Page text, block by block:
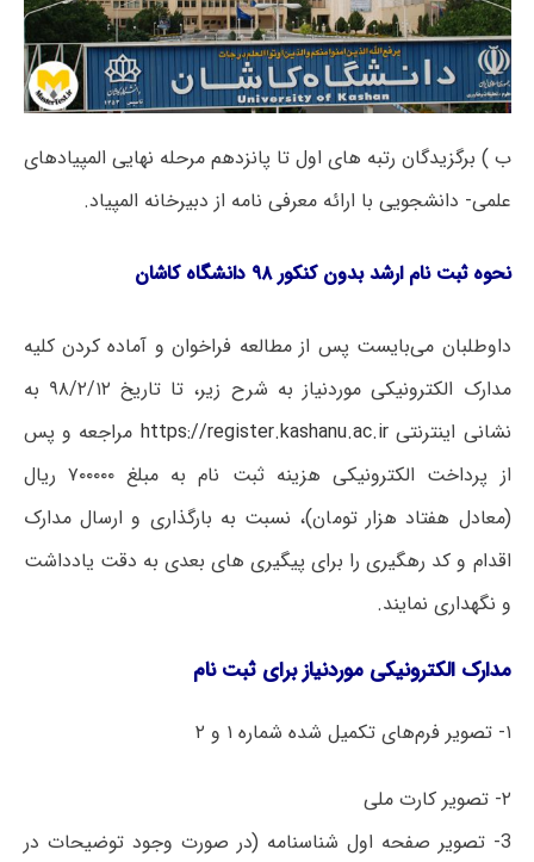
ب ) برگزیدگان رتبه های اول تا پانزدهم مرحله نهایی المپیادهای
علمی- دانشجویی با ارائه معرفی نامه از دبیرخانه المپیاد.
نحوه ثبت نامارشد بدون کنکور ۹۸ دانشگاه کاشان
داوطلبان می‌بایست پس از مطالعه فراخوان و آماده کردن کلیه
مدارک الکترونیکی موردنیاز به شرح زیر، تا تاریخ ۹۸/۲/۱۲ به
نشانی اینترنتیhttps://register.kashanu.ac.ir مراجعه و پس
از پرداخت الکترونیکی هزینه ثبت نام به مبلغ ۷۰۰۰۰۰ ریال
(معادل هفتاد هزار تومان)، نسبت به بارگذاری و ارسال مدارک
اقدام و کد رهگیری را برای پیگیری های بعدی به دقت یادداشت
و نگهداری نمایند.
مدارک الکترونیکی موردنیاز برای ثبت نام
۱- تصویر فرم‌های تکمیل شده شماره ۱ و ۲
۲- تصویر کارت ملی
3- تصویر صفحه اول شناسنامه (در صورت وجود توضیحات در